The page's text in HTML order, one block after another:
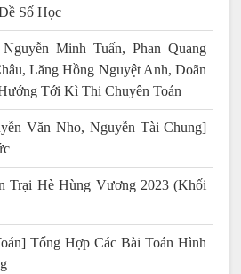
Số Học
Minh Tuấn, Phan Quang
Lăng Hồng Nguyệt Anh, Doãn
Tới Kì Thi Chuyên Toán
Văn Nho, Nguyễn Tài Chung]
Trại Hè Hùng Vương 2023 (Khối
Tổng Hợp Các Bài Toán Hình